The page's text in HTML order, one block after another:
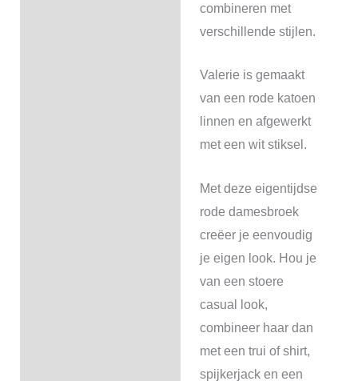
combineren met
verschillende stijlen.
Valerie is gemaakt
van een rode katoen
linnen en afgewerkt
met een wit stiksel.
Met deze eigentijdse
rode damesbroek
creëer je eenvoudig
je eigen look. Hou je
van een stoere
casual look,
combineer haar dan
met een trui of shirt,
spijkerjack en een